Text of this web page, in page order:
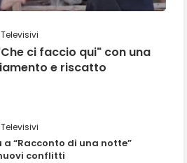
ci faccio qui" con una
e riscatto
a “Racconto di una notte”
conflitti